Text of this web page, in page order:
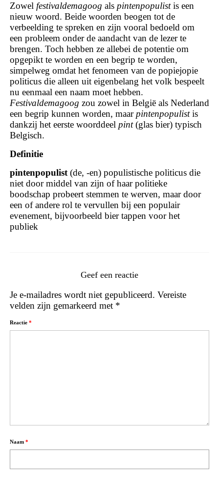
Zowel festivaldemagoog als pintenpopulistis een
nieuw woord. Beide woorden beogen tot de
verbeelding te spreken en zijn vooral bedoeld om
een probleem onder de aandacht van de lezer te
brengen. Toch hebben ze allebei de potentie om
opgepikt te worden en een begrip te worden,
simpelweg omdat het fenomeen van de popiejopie
politicus die alleen uit eigenbelang het volk bespeelt
nu eenmaal een naam moet hebben.
Festivaldemagoog zou zowel in België als Nederland
een begrip kunnen worden, maar pintenpopulistis
dankzij het eerste woorddeel pint(glas bier) typisch
Belgisch.
Definitie
pintenpopulist (de, -en) populistische politicus die
niet door middel van zijn of haar politieke
boodschap probeert stemmen te werven, maar door
een of andere rol te vervullen bij een populair
evenement, bijvoorbeeld bier tappen voor het
publiek
Geef een reactie
Je e-mailadres wordt niet gepubliceerd. Vereiste
velden zijn gemarkeerd met *
Reactie *
Naam *